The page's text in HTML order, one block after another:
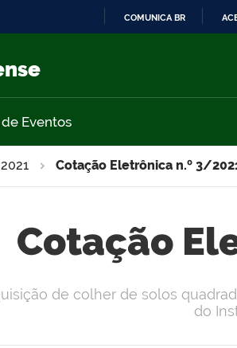
COMUNICA BR
Eventos
2021 Cotação Eletrônica n.º 3/
Cotação
de colher de solos
do